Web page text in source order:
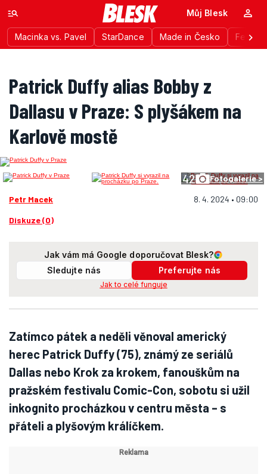
Macinka vs. Pavel StarDance Made in Česko
Můj Blesk
Patrick Duffy alias Bobby z
Dallasu v Praze: S plyšákem na
Karlově mostě
42 Fotogalerie >
Petr Macek 8. 4. 2024 • 09:00
Diskuze (0)
Jak vám má Google doporučovat Blesk?
Sledujte nás
Preferujte nás
Jak to celé funguje
Zatímco pátek a neděli věnoval americký
herec Patrick Duffy (75), známý ze seriálů
Dallas nebo Krok za krokem, fanouškům na
pražském festivalu Comic-Con, sobotu si užil
inkognito procházkou v centru města – s
přáteli a plyšovým králíčkem.